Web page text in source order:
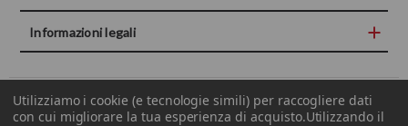
Informazioni legali
COPYRIGHT© 2015-2019 STRANO S.P.A. P.IVA E CF 00672150877
Utilizziamo i cookie (e tecnologie simili) per raccogliere dati
con cui migliorare la tua esperienza di acquisto.Utilizzando il